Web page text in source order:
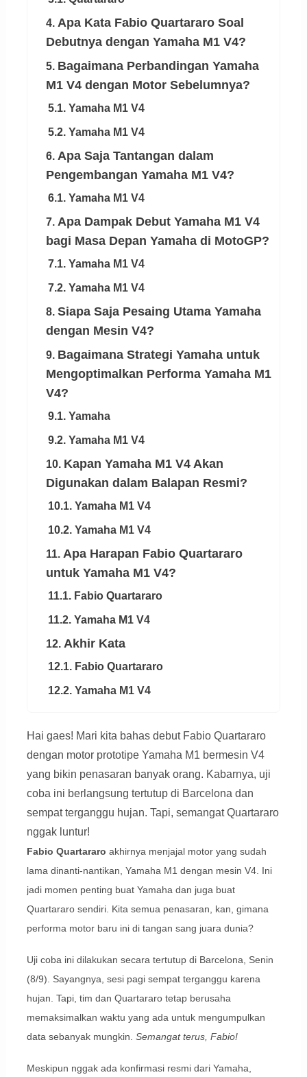
4. Apa Kata Fabio Quartararo Soal
Debutnya dengan Yamaha M1 V4?
5. Bagaimana Perbandingan Yamaha
M1 V4 dengan Motor Sebelumnya?
5.1. Yamaha M1 V4
5.2. Yamaha M1 V4
6. Apa Saja Tantangan dalam
Pengembangan Yamaha M1 V4?
6.1. Yamaha M1 V4
7. Apa Dampak Debut Yamaha M1 V4
bagi Masa Depan Yamaha di MotoGP?
7.1. Yamaha M1 V4
7.2. Yamaha M1 V4
8. Siapa Saja Pesaing Utama Yamaha
dengan Mesin V4?
9. Bagaimana Strategi Yamaha untuk
Mengoptimalkan Performa Yamaha M1
V4?
9.1. Yamaha
9.2. Yamaha M1 V4
10. Kapan Yamaha M1 V4 Akan
Digunakan dalam Balapan Resmi?
10.1. Yamaha M1 V4
10.2. Yamaha M1 V4
11. Apa Harapan Fabio Quartararo
untuk Yamaha M1 V4?
11.1. Fabio Quartararo
11.2. Yamaha M1 V4
12. Akhir Kata
12.1. Fabio Quartararo
12.2. Yamaha M1 V4
Hai gaes! Mari kita bahas debut Fabio Quartararo
dengan motor prototipe Yamaha M1 bermesin V4
yang bikin penasaran banyak orang. Kabarnya, uji
coba ini berlangsung tertutup di Barcelona dan
sempat terganggu hujan. Tapi, semangat Quartararo
nggak luntur!
Fabio Quartararo akhirnya menjajal motor yang sudah
lama dinanti-nantikan, Yamaha M1 dengan mesin V4. Ini
jadi momen penting buat Yamaha dan juga buat
Quartararo sendiri. Kita semua penasaran, kan, gimana
performa motor baru ini di tangan sang juara dunia?
Uji coba ini dilakukan secara tertutup di Barcelona, Senin
(8/9). Sayangnya, sesi pagi sempat terganggu karena
hujan. Tapi, tim dan Quartararo tetap berusaha
memaksimalkan waktu yang ada untuk mengumpulkan
data sebanyak mungkin. Semangat terus, Fabio!
Meskipun nggak ada konfirmasi resmi dari Yamaha,